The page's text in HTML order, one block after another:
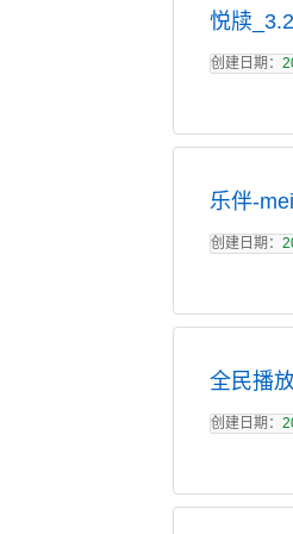
悦牍
创建日期：
乐伴-
创建日期：
全民播
创建日期：